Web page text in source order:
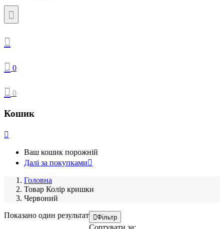
0
0
Кошик
Ваш кошик порожній
Далі за покупками
Головна
Товар Колір кришки
Червоний
Показано один результат
Фільтр
Сортувати за: